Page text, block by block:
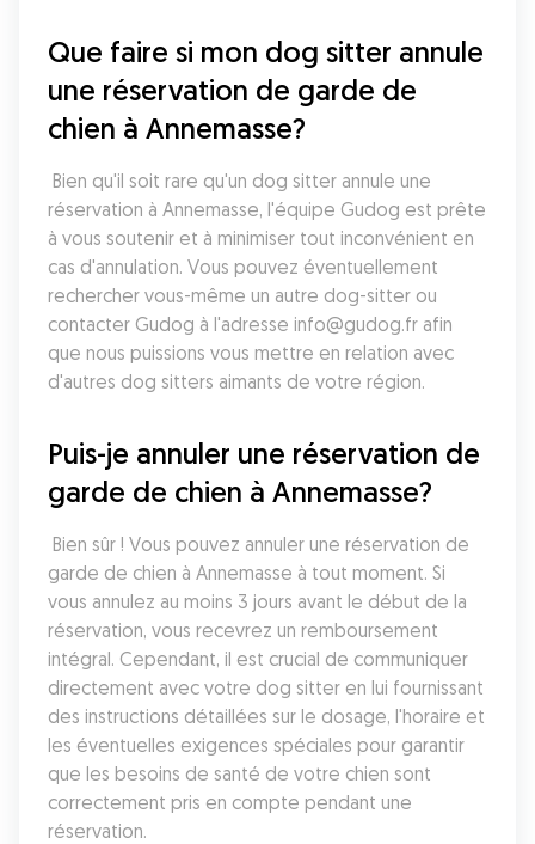
Que faire si mon dog sitter annule
une réservation de garde de
chien à Annemasse?
réservation à Annemasse, l'équipe Gudog est prête
à vous soutenir et à minimiser tout inconvénient en
cas d'annulation. Vous pouvez éventuellement
rechercher vous-même un autre dog-sitter ou
contacter Gudog à l'adresse info@gudog.fr afin
que nous puissions vous mettre en relation avec
d'autres dog sitters aimants de votre région.
Puis-je annuler une réservation de
garde de chien à Annemasse?
garde de chien à Annemasse à tout moment. Si
vous annulez au moins 3 jours avant le début de la
réservation, vous recevrez un remboursement
intégral. Cependant, il est crucial de communiquer
directement avec votre dog sitter en lui fournissant
des instructions détaillées sur le dosage, l'horaire et
les éventuelles exigences spéciales pour garantir
que les besoins de santé de votre chien sont
correctement pris en compte pendant une
réservation.